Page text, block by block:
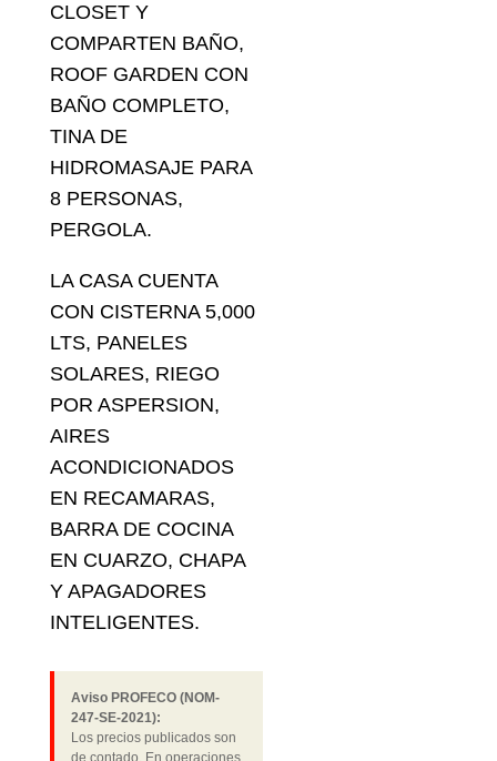
CLOSET Y
COMPARTEN BAÑO,
ROOF GARDEN CON
BAÑO COMPLETO,
TINA DE
HIDROMASAJE PARA
8 PERSONAS,
PERGOLA.
LA CASA CUENTA
CON CISTERNA 5,000
LTS, PANELES
SOLARES, RIEGO
POR ASPERSION,
AIRES
ACONDICIONADOS
EN RECAMARAS,
BARRA DE COCINA
EN CUARZO, CHAPA
Y APAGADORES
INTELIGENTES.
Aviso PROFECO (NOM-
247-SE-2021):
Los precios publicados son
de contado. En operaciones